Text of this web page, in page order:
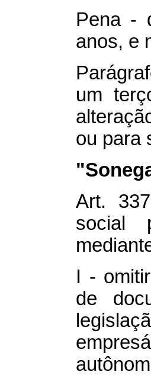
Pena -
anos, e
um
ou para
Art.
social
I -
de